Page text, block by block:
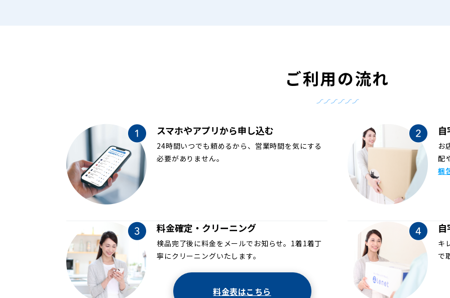
ご利用の流れ
スマホやアプリから申し込む
24時間いつでも頼めるから、営業時間を気にする
必要がありません。
お
配
梱
料金確定・クリーニング
検品完了後に料金をメールでお知らせ。1着1着丁
寧にクリーニングいたします。
料金表はこちら
キ
で